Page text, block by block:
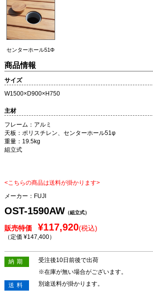
センターホール51Φ
商品情報
サイズ
W1500×D900×H750
主材
フレーム：アルミ
天板：ポリスチレン、センターホール51φ
重量：19.5kg
組立式
<こちらの商品は送料が掛かります>
メーカー： FUJI
OST-1590AW （組立式）
販売特価 ¥117,920(税込)
（定価 ¥147,400）
納期
受注後10日前後で出荷
※在庫が無い場合がございます。
送料
別途送料が掛かります。